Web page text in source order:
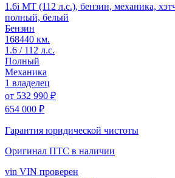
1.6i MT (112 л.с.), бензин, механика,
полный, белый
Бензин
168440 км.
1.6 / 112 л.с.
Полный
Механика
1 владелец
от 532 990 ₽
654 000 ₽
Гарантия юридической чистоты
Оригинал ПТС в наличии
vin VIN проверен